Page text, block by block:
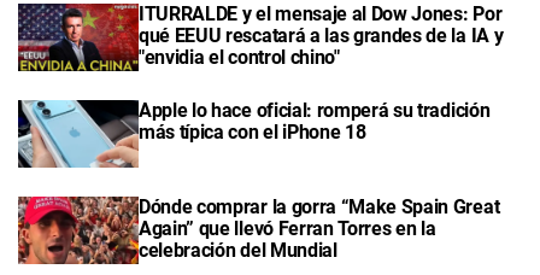
ITURRALDE y el mensaje al Dow Jones: Por
qué EEUU rescatará a las grandes de la IA y
"envidia el control chino"
Apple lo hace oficial: romperá su tradición
más típica con el iPhone 18
Dónde comprar la gorra “Make Spain Great
Again” que llevó Ferran Torres en la
celebración del Mundial